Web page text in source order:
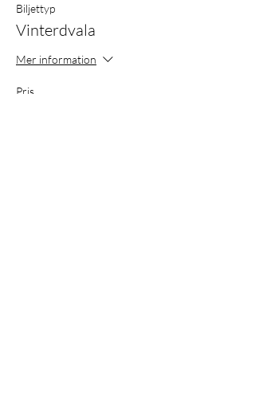
Biljettyp
Vinterdvala
Mer information
Pris